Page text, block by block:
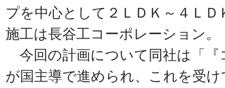
プを中心として２ＬＤＫ～４Ｌ
施工は長谷工コーポレーション。
今回の計画について同社は「『
が国主導で進められ、これを受